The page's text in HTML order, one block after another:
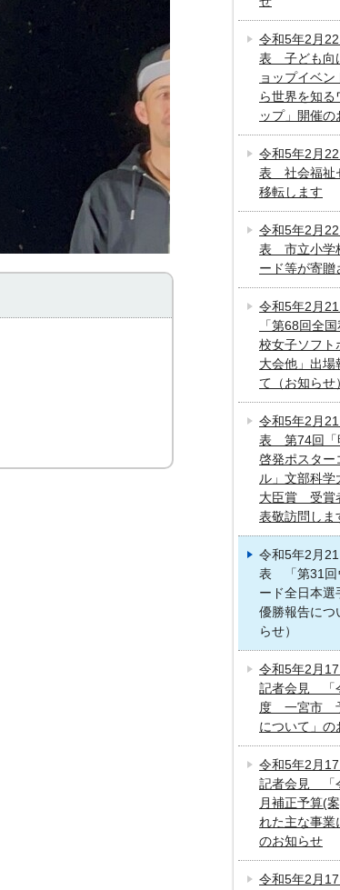
令和5年2月
表 子ども向
ョップイベ
ら世界を知る
ップ」開催の
令和5年2月
表 社会福祉
移転します
令和5年2月
表 市立小学
ード等が寄贈
令和5年2月
「第68回全
校女子ソフト
大会他」出場
て（お知らせ）
令和5年2月
表 第74回「
啓発ポスター
ル」文部科学
大臣賞 受賞
表敬訪問しま
令和5年2月
表 「第31回
ード全日本選
優勝報告につ
らせ）
令和5年2月
記者会見 「
度 一宮市
について」の
令和5年2月
記者会見 「
月補正予算(
れた主な事業
のお知らせ
令和5年2月